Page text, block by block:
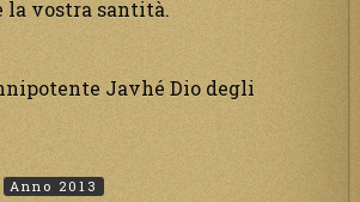
la vostra santità.
Javhé Dio degli
Anno 2013